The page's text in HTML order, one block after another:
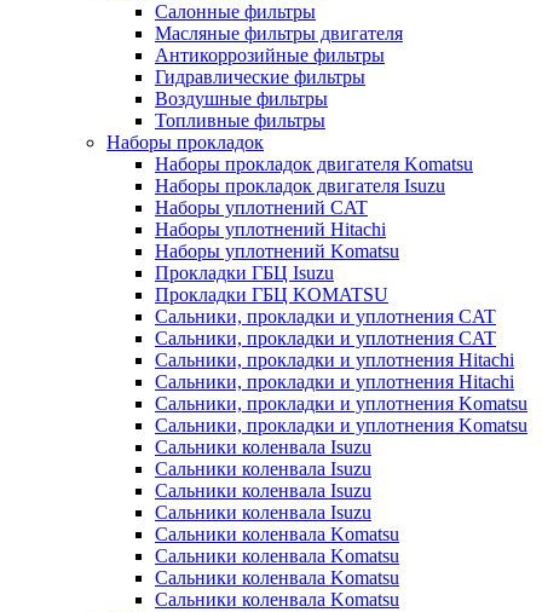
Салонные фильтры
Масляные фильтры двигателя
Антикоррозийные фильтры
Гидравлические фильтры
Воздушные фильтры
Топливные фильтры
Наборы прокладок
Наборы прокладок двигателя Komatsu
Наборы прокладок двигателя Isuzu
Наборы уплотнений CAT
Наборы уплотнений Hitachi
Наборы уплотнений Komatsu
Прокладки ГБЦ Isuzu
Прокладки ГБЦ KOMATSU
Сальники, прокладки и уплотнения CAT
Сальники, прокладки и уплотнения CAT
Сальники, прокладки и уплотнения Hitachi
Сальники, прокладки и уплотнения Hitachi
Сальники, прокладки и уплотнения Komatsu
Сальники, прокладки и уплотнения Komatsu
Сальники коленвала Isuzu
Сальники коленвала Isuzu
Сальники коленвала Isuzu
Сальники коленвала Isuzu
Сальники коленвала Komatsu
Сальники коленвала Komatsu
Сальники коленвала Komatsu
Сальники коленвала Komatsu